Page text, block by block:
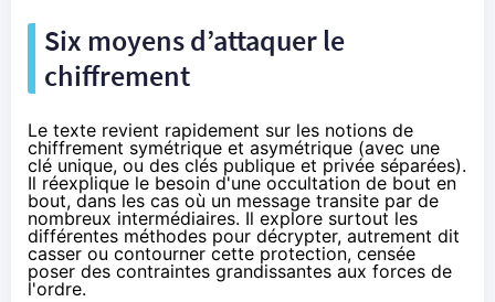
Six moyens d’attaquer le
chiffrement
Le texte revient rapidement sur les notions de
chiffrement symétrique et asymétrique (avec une
clé unique, ou des clés publique et privée séparées).
Il réexplique le besoin d'une occultation de bout en
bout, dans les cas où un message transite par de
nombreux intermédiaires. Il explore surtout les
différentes méthodes pour décrypter, autrement dit
casser ou contourner cette protection, censée
poser des contraintes grandissantes aux forces de
l'ordre.